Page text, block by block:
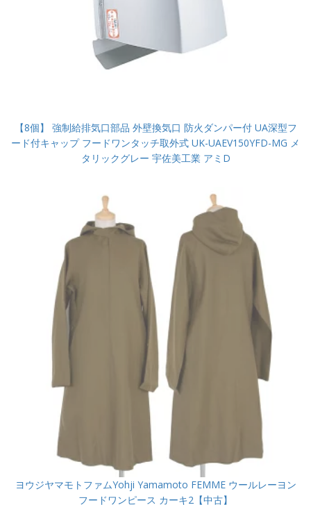
【8個】 強制給排気口部品 外壁換気口 防火ダンパー付 UA深型フ
ード付キャップ フードワンタッチ取外式 UK-UAEV150YFD-MG メ
タリックグレー 宇佐美工業 アミD
ヨウジヤマモトファムYohji Yamamoto FEMME ウールレーヨン
フードワンピース カーキ2【中古】